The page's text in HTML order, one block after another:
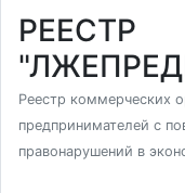
РЕЕСТР
Реестр коммерческих
предпринимателей с
правонарушений в